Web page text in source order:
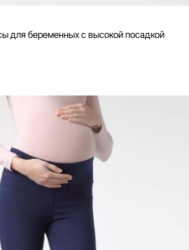
для беременных с высокой посадкой